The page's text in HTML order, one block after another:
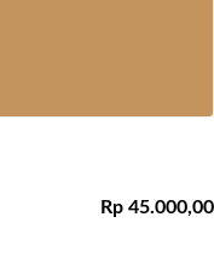
Rp 45.000,00